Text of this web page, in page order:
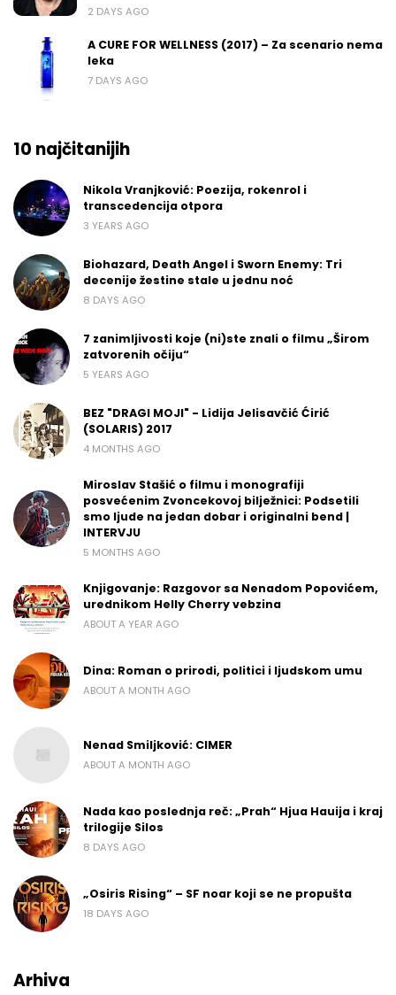
2 DAYS AGO
A CURE FOR WELLNESS (2017) – Za scenario nema
leka
7 DAYS AGO
10 najčitanijih
Nikola Vranjković: Poezija, rokenrol i
transcedencija otpora
3 YEARS AGO
Biohazard, Death Angel i Sworn Enemy: Tri
decenije žestine stale u jednu noć
8 DAYS AGO
7 zanimljivosti koje (ni)ste znali o filmu „Širom
zatvorenih očiju“
5 YEARS AGO
BEZ "DRAGI MOJI" - Lidija Jelisavčić Ćirić
(SOLARIS) 2017
4 MONTHS AGO
Miroslav Stašić o filmu i monografiji
posvećenim Zvoncekovoj bilježnici: Podsetili
smo ljude na jedan dobar i originalni bend |
INTERVJU
5 MONTHS AGO
Knjigovanje: Razgovor sa Nenadom Popovićem,
urednikom Helly Cherry vebzina
ABOUT A YEAR AGO
Dina: Roman o prirodi, politici i ljudskom umu
ABOUT A MONTH AGO
Nenad Smiljković: CIMER
ABOUT A MONTH AGO
Nada kao poslednja reč: „Prah“ Hjua Hauija i kraj
trilogije Silos
8 DAYS AGO
„Osiris Rising“ – SF noar koji se ne propušta
18 DAYS AGO
Arhiva